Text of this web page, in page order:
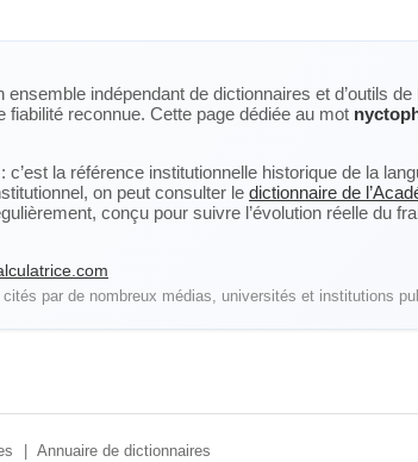
ensemble indépendant de dictionnaires et d’outils
reconnue. Cette page dédiée au mot
la référence institutionnelle historique de la
on peut consulter le dictionnaire de
conçu pour suivre l’évolution réelle du
par de nombreux médias, universités et institutions
Annuaire de dictionnaires